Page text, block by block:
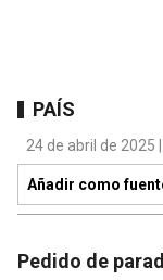
PAÍS
24 de abril de 2025
Añadir como
Pedido de